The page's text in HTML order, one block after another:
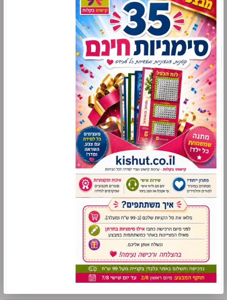
דף הבית
חדש באתר!
מבצעי השבוע
חבילות
קישוטים לפי כיתות
עזרים ללמידה ביתית
עד 2 ש"ח
פלקט ניווט
ערכות תוכן
תנ"ך